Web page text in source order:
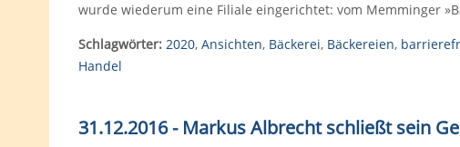
wurde wiederum eine Filiale eingerichtet: vom Memminger
Schlagwörter: 2020, Ansichten, Bäckerei, Bäckereien,
Handel
31.12.2016 - Markus Albrecht schließt sein